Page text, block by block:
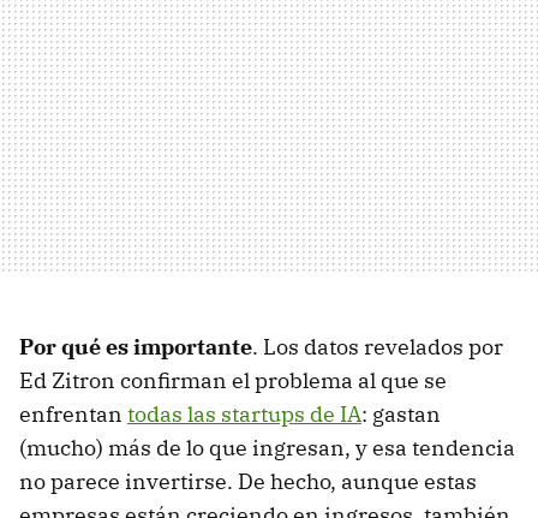
Por qué es importante. Los datos revelados por
Ed Zitron confirman el problema al que se
enfrentan todas las startups de IA: gastan
(mucho) más de lo que ingresan, y esa tendencia
no parece invertirse. De hecho, aunque estas